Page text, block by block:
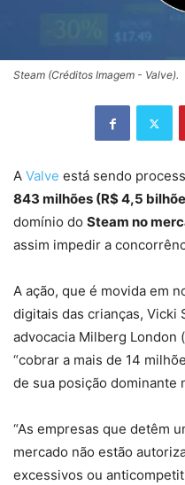
Steam (Créditos Imagem - Valve).
A Valve está sendo
843 milhões (R$ 4,5
domínio do Steam no
assim impedir a
A ação, que é movida em
digitais das crianças,
advocacia Milberg London
“cobrar a mais de 14
de sua posição dominante
“As empresas que detêm
mercado não estão
excessivos ou